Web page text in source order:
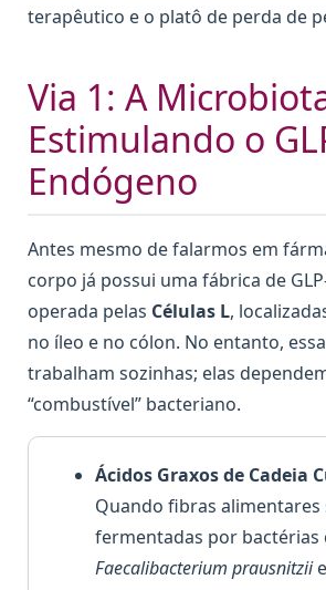
terapêutico e o platô de perda de
Via 1: A
Estimulando o
Endógeno
Antes mesmo de falarmos em
corpo já possui uma fábrica de
operada pelas Células L,
no íleo e no cólon. No entanto,
trabalham sozinhas; elas
“combustível” bacteriano.
Ácidos Graxos de Cadeia
Quando fibras alimentares
fermentadas por bactérias
Faecalibacterium prausnitzii